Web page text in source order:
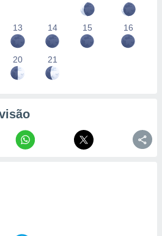
13 14 15 16
20 21